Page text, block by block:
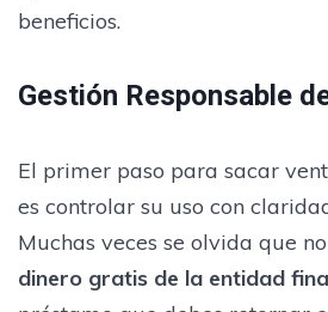
beneficios.
Gestión Responsable
El primer paso para sacar
es controlar su uso con
Muchas veces se olvida que
dinero gratis de la entidad